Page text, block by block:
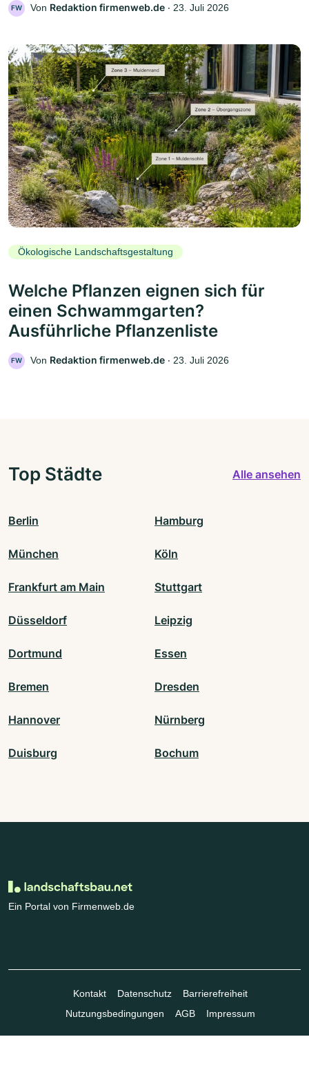
FW Von Redaktion firmenweb.de ‧ 23. Juli 2026
Ökologische Landschaftsgestaltung
Welche Pflanzen eignen sich für
einen Schwammgarten?
Ausführliche Pflanzenliste
FW Von Redaktion firmenweb.de ‧ 23. Juli 2026
Top Städte Alle ansehen
Berlin Hamburg
München Köln
Frankfurt am Main Stuttgart
Düsseldorf Leipzig
Dortmund Essen
Bremen Dresden
Hannover Nürnberg
Duisburg Bochum
Ein Portal von Firmenweb.de
Kontakt Datenschutz
Barrierefreiheit
Nutzungsbedingungen
AGB Impressum